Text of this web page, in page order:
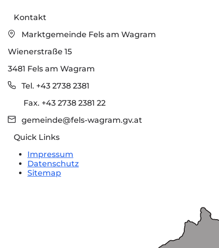
Kontakt
Marktgemeinde Fels am Wagram
Wienerstraße 15
3481 Fels am Wagram
Tel. +43 2738 2381
Fax. +43 2738 2381 22
gemeinde@fels-wagram.gv.at
Quick Links
Impressum
Datenschutz
Sitemap